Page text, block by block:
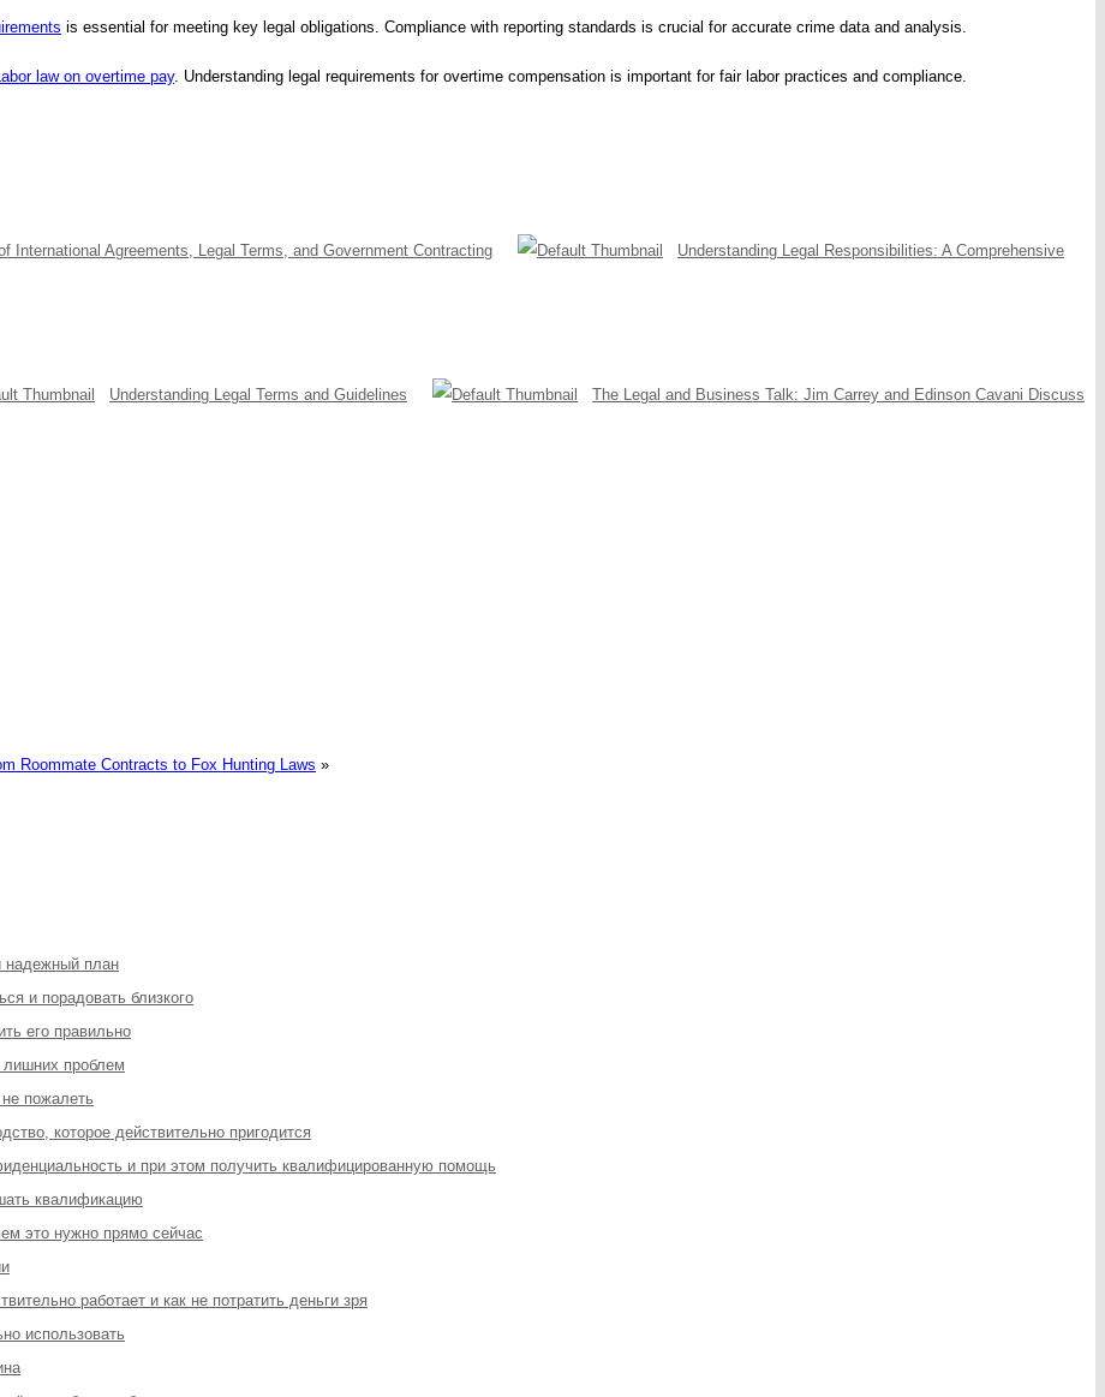
is essential for meeting key legal obligations. Compliance with reporting standards is crucial for accurate crime data and analysis.
law on overtime pay. Understanding legal requirements for overtime compensation is important for fair labor practices and compliance.
International Agreements, Legal Terms, and Government Contracting Understanding Legal Responsibilities: A Comprehensive
Understanding Legal Terms and Guidelines The Legal and Business Talk: Jim Carrey and Edinson Cavani Discuss
Roommate Contracts to Fox Hunting Laws »
надежный план
и порадовать близкого
его правильно
лишних проблем
пожалеть
которое действительно пригодится
и при этом получить квалифицированную помощь
квалификацию
это нужно прямо сейчас
работает и как не потратить деньги зря
использовать